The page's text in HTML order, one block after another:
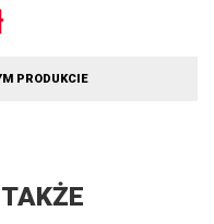
PRODUKCIE